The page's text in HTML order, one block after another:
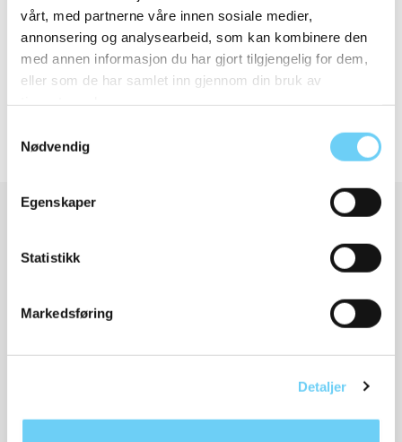
vårt, med partnerne våre innen sosiale medier,
annonsering og analysearbeid, som kan kombinere den
med annen informasjon du har gjort tilgjengelig for dem,
eller som de har samlet inn gjennom din bruk av
Nødvendig
Egenskaper
Statistikk
Markedsføring
Detaljer
Detaljer og størrelser
Frakt og retur